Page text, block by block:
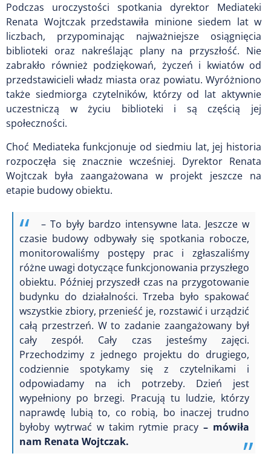
Podczas uroczystości spotkania dyrektor Mediateki
Renata Wojtczak przedstawiła minione siedem lat w
liczbach, przypominając najważniejsze osiągnięcia
biblioteki oraz nakreślając plany na przyszłość. Nie
zabrakło również podziękowań, życzeń i kwiatów od
przedstawicieli władz miasta oraz powiatu. Wyróżniono
także siedmiorga czytelników, którzy od lat aktywnie
uczestniczą w życiu biblioteki i są częścią jej
społeczności.
Choć Mediateka funkcjonuje od siedmiu lat, jej historia
rozpoczęła się znacznie wcześniej. Dyrektor Renata
Wojtczak była zaangażowana w projekt jeszcze na
etapie budowy obiektu.
– To były bardzo intensywne lata. Jeszcze w
czasie budowy odbywały się spotkania robocze,
monitorowaliśmy postępy prac i zgłaszaliśmy
różne uwagi dotyczące funkcjonowania przyszłego
obiektu. Później przyszedł czas na przygotowanie
budynku do działalności. Trzeba było spakować
wszystkie zbiory, przenieść je, rozstawić i urządzić
całą przestrzeń. W to zadanie zaangażowany był
cały zespół. Cały czas jesteśmy zajęci.
Przechodzimy z jednego projektu do drugiego,
codziennie spotykamy się z czytelnikami i
odpowiadamy na ich potrzeby. Dzień jest
wypełniony po brzegi. Pracują tu ludzie, którzy
naprawdę lubią to, co robią, bo inaczej trudno
byłoby wytrwać w takim rytmie pracy– mówiła
nam Renata Wojtczak.